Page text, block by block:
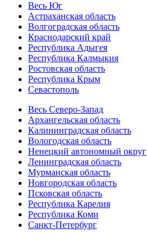
Весь Юг
Астраханская область
Волгоградская область
Краснодарский край
Республика Адыгея
Республика Калмыкия
Ростовская область
Республика Крым
Севастополь
Весь Северо-Запад
Архангельская область
Калининградская область
Вологодская область
Ненецкий автономный округ
Ленинградская область
Мурманская область
Новгородская область
Псковская область
Республика Карелия
Республика Коми
Санкт-Петербург